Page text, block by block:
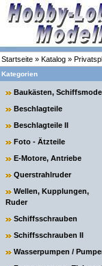
Startseite » Katalog »
Kategorien
Baukästen,
Beschlagteile
Beschlagteile II
Foto - Ätzteile
E-Motore, Antriebe
Querstrahlruder
Wellen, Kupplungen,
Ruder
Schiffsschrauben
Schiffsschrauben II
Wasserpumpen /